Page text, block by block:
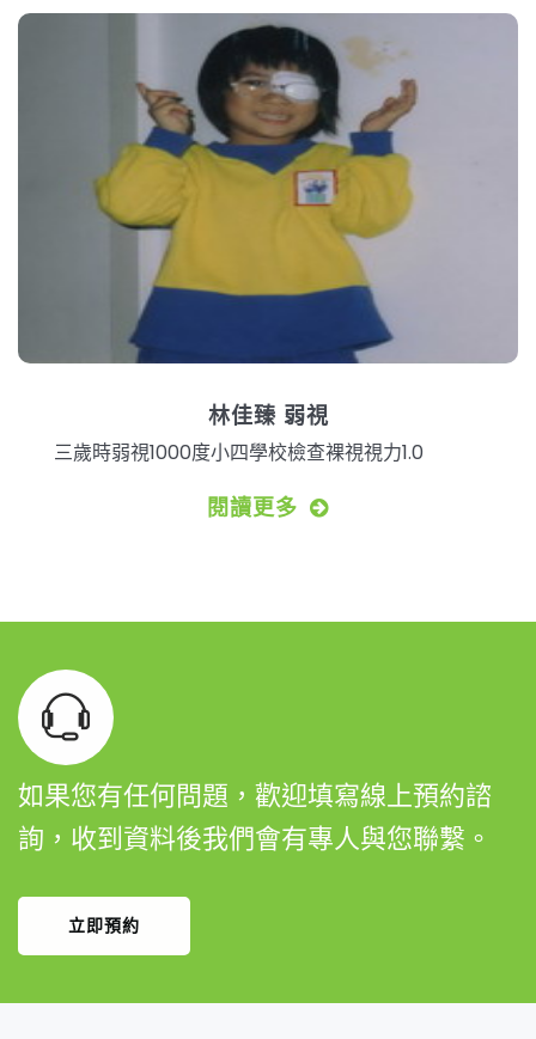
林佳臻 弱視
三歲時弱視1000度小四學校檢查裸視視力1.0
閱讀更多
如果您有任何問題，歡迎填寫線上預約諮
詢，收到資料後我們會有專人與您聯繫。
立即預約